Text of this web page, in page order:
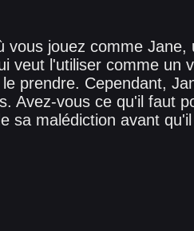
vous jouez comme
veut l'utiliser comme un
prendre. Cependant,
Avez-vous ce qu'il faut
sa malédiction avant